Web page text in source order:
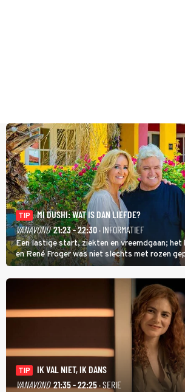
TIP
MI DUSHI: WAT IS DAN LIEFDE?
VANAVOND 21:23 - 22:30 · INFORMATIEF
Een lastige start, ziekten en vreemdgaan; het
en René Froger was niet slechts met rozen
Wat Is Dan Liefde? neemt Wilfred Genee het
uit vissen om het over de liefde te hebben.
TIP
IK VAL NIET, IK DANS
VANAVOND 21:35 - 22:25· SERIE